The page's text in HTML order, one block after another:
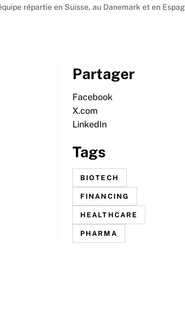
répartie en Suisse, au Danemark et en
Partager
Facebook
X.com
LinkedIn
Tags
BIOTECH
FINANCING
HEALTHCARE
PHARMA